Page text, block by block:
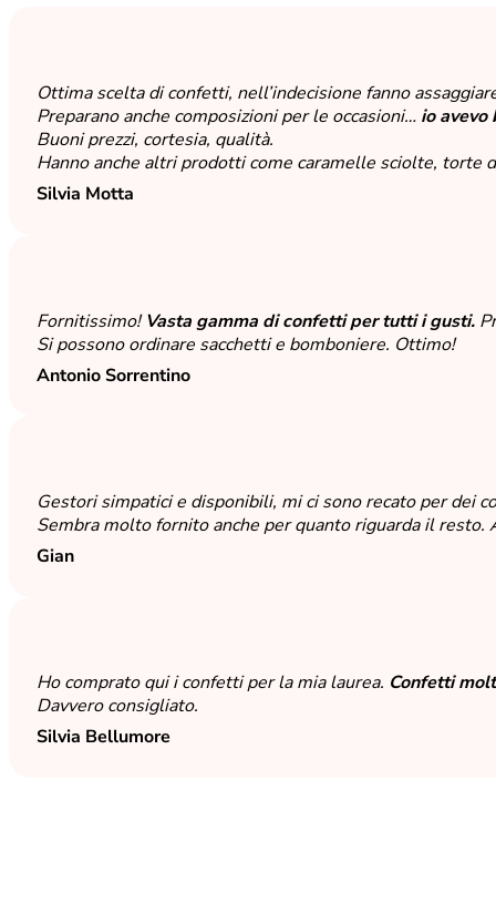
Ottima scelta di confetti, nell’indecisione fanno
Preparano anche composizioni per le occasioni… io
Buoni prezzi, cortesia, qualità.
Hanno anche altri prodotti come caramelle sciolte, torte
Silvia Motta
Fornitissimo!Vasta gamma di confetti per tutti i gusti.
Si possono ordinare sacchetti e bomboniere. Ottimo!
Antonio Sorrentino
Gestori simpatici e disponibili, mi ci sono recato per dei
Sembra molto fornito anche per quanto riguarda il
Gian
Ho comprato qui i confetti per la mia laurea. Confetti
Davvero consigliato.
Silvia Bellumore